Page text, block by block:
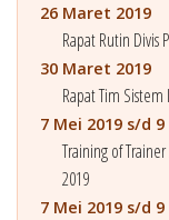
26 Maret 2019
Rapat Rutin Divis
30 Maret 2019
Rapat Tim
7 Mei 2019 s/d
Training of
2019
7 Mei 2019 s/d